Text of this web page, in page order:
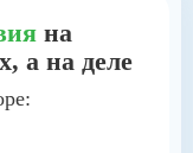
на
а на деле